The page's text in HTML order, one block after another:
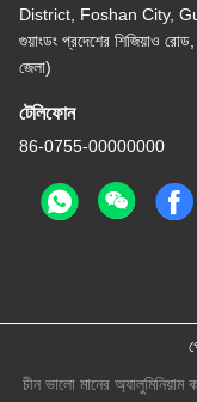
District, Foshan City,
গুয়াংডং প্রদেশের শিজিয়াও রোড,
জেলা)
টেলিফোন
86-0755-00000000
চীন ভালো মানের